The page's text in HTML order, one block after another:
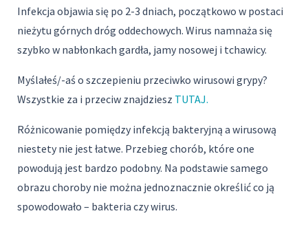
Infekcja objawia się po 2-3 dniach, początkowo w postaci
nieżytu górnych dróg oddechowych. Wirus namnaża się
szybko w nabłonkach gardła, jamy nosowej i tchawicy.
Myślałeś/-aś o szczepieniu przeciwko wirusowi grypy?
Wszystkie za i przeciw znajdziesz TUTAJ.
Różnicowanie pomiędzy infekcją bakteryjną a wirusową
niestety nie jest łatwe. Przebieg chorób, które one
powodują jest bardzo podobny. Na podstawie samego
obrazu choroby nie można jednoznacznie określić co ją
spowodowało – bakteria czy wirus.